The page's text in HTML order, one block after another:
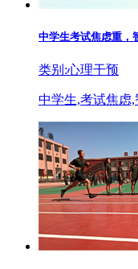
中学生考试焦虑重，
类别:心理干预
中学生,考试焦虑